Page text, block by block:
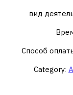
вид
Способ
Category: